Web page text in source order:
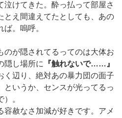
泣けてきた。酔っ払って部屋さ
とえ間違えてたとしても、あの
。嗚呼。
が隠されてるってのは大体お
隠し場所に
『触れないで……』
く辺り、絶対あの暴力団の面子
というか、センスが光ってるっ
。
容赦なさ加減が好きです。アメ